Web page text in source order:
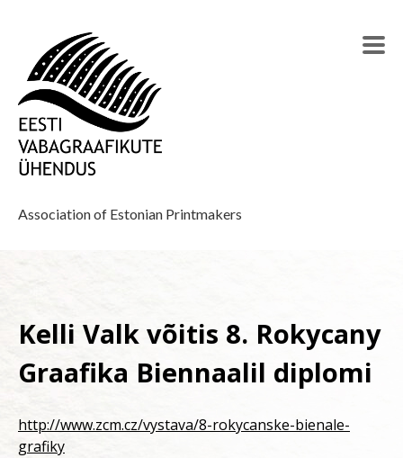
Association of Estonian Printmakers
Kelli Valk võitis 8. Rokycany
Graafika Biennaalil diplomi
http://www.zcm.cz/vystava/8-rokycanske-bienale-
grafiky